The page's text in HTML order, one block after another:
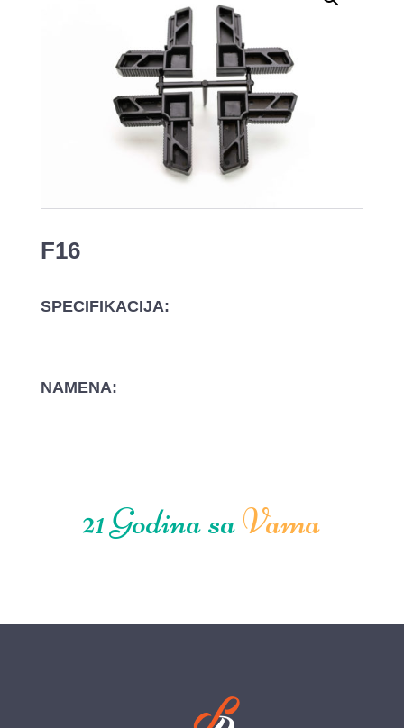
F16
SPECIFIKACIJA:
NAMENA:
21 Godina saVama